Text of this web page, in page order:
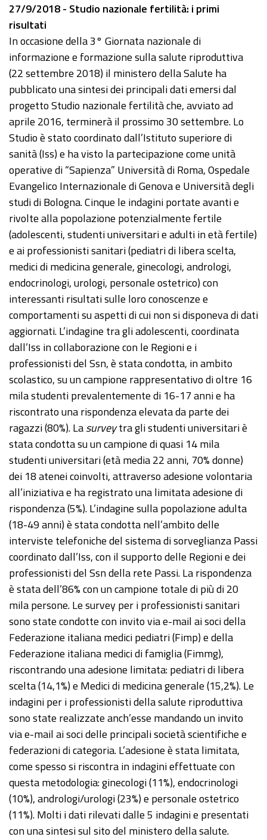
27/9/2018 - Studio nazionale fertilità: i primi
risultati
In occasione della 3° Giornata nazionale di
informazione e formazione sulla salute riproduttiva
(22 settembre 2018) il ministero della Salute ha
pubblicato una sintesi dei principali dati emersi dal
progetto Studio nazionale fertilità che, avviato ad
aprile 2016, terminerà il prossimo 30 settembre. Lo
Studio è stato coordinato dall’Istituto superiore di
sanità (Iss) e ha visto la partecipazione come unità
operative di “Sapienza” Università di Roma, Ospedale
Evangelico Internazionale di Genova e Università degli
studi di Bologna. Cinque le indagini portate avanti e
rivolte alla popolazione potenzialmente fertile
(adolescenti, studenti universitari e adulti in età fertile)
e ai professionisti sanitari (pediatri di libera scelta,
medici di medicina generale, ginecologi, andrologi,
endocrinologi, urologi, personale ostetrico) con
interessanti risultati sulle loro conoscenze e
comportamenti su aspetti di cui non si disponeva di dati
aggiornati. L’indagine tra gli adolescenti, coordinata
dall’Iss in collaborazione con le Regioni e i
professionisti del Ssn, è stata condotta, in ambito
scolastico, su un campione rappresentativo di oltre 16
mila studenti prevalentemente di 16-17 anni e ha
riscontrato una rispondenza elevata da parte dei
ragazzi (80%). Lasurveytra gli studenti universitari è
stata condotta su un campione di quasi 14 mila
studenti universitari (età media 22 anni, 70% donne)
dei 18 atenei coinvolti, attraverso adesione volontaria
all’iniziativa e ha registrato una limitata adesione di
rispondenza (5%). L’indagine sulla popolazione adulta
(18-49 anni) è stata condotta nell’ambito delle
interviste telefoniche del sistema di sorveglianza Passi
coordinato dall’Iss, con il supporto delle Regioni e dei
professionisti del Ssn della rete Passi. La rispondenza
è stata dell’86% con un campione totale di più di 20
mila persone. Le survey per i professionisti sanitari
sono state condotte con invito via e-mail ai soci della
Federazione italiana medici pediatri (Fimp) e della
Federazione italiana medici di famiglia (Fimmg),
riscontrando una adesione limitata: pediatri di libera
scelta (14,1%) e Medici di medicina generale (15,2%). Le
indagini per i professionisti della salute riproduttiva
sono state realizzate anch’esse mandando un invito
via e-mail ai soci delle principali società scientifiche e
federazioni di categoria. L’adesione è stata limitata,
come spesso si riscontra in indagini effettuate con
questa metodologia: ginecologi (11%), endocrinologi
(10%), andrologi/urologi (23%) e personale ostetrico
(11%). Molti i dati rilevati dalle 5 indagini e presentati
con una sintesi sul sito del ministero della salute.